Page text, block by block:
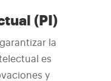
(PI)
la
es
y